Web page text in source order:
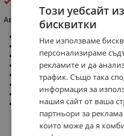
Автомобилна антена за покрив,
Производител: 4CARMEDIA
Тип аксесоари за car audio:
Вид антена: за покрив
Дължина на мачтата: 0.4m
Обхват на ЕМВ: AM, FM
Предназначение - марка
Вид на контактите: RAKU II
наклон на мачтата: постоянно
Този уебсайт
бисквитки
Ние използваме
персонализираме
рекламите и да
трафик. Също така
информация за
нашия сайт от ваша
партньори за
които може да я